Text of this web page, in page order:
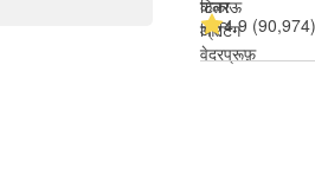
4.9 (90,974)